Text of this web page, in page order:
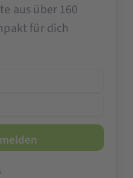
aus über 160
für dich